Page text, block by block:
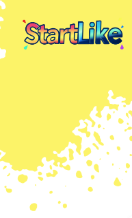
メ
ン
へ
移